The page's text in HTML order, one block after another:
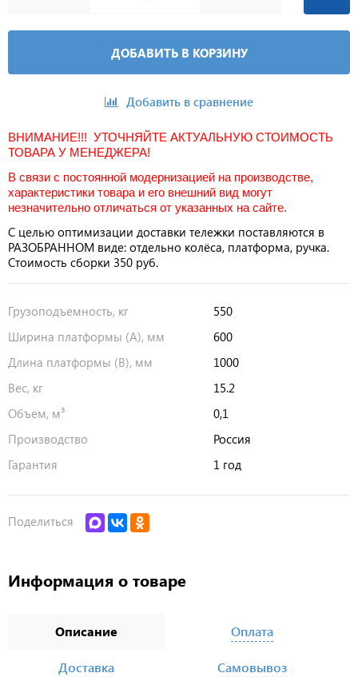
ДОБАВИТЬ В КОРЗИНУ
Добавить в сравнение
ВНИМАНИЕ!!! УТОЧНЯЙТЕ АКТУАЛЬНУЮ СТОИМОСТЬ
ТОВАРА У МЕНЕДЖЕРА!
В связи с постоянной модернизацией на производстве,
характеристики товара и его внешний вид могут
незначительно отличаться от указанных на сайте.
С целью оптимизации доставки тележки поставляются в
РАЗОБРАННОМ виде: отдельно колёса, платформа, ручка.
Стоимость сборки 350 руб.
Грузоподъемность, кг
550
Ширина платформы (А), мм
600
Длина платформы (В), мм
1000
Вес, кг
15.2
Объем, м³
0,1
Производство
Россия
Гарантия
1 год
Поделиться
Информация о товаре
Описание Оплата
Доставка Самовывоз